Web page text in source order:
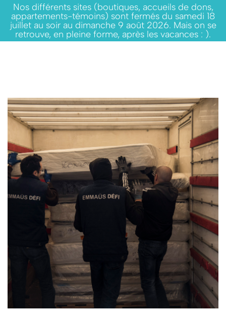
Nos différents sites (boutiques, accueils de dons,
appartements-témoins) sont fermés du samedi 18
juillet au soir au dimanche 9 août 2026. Mais on se
retrouve, en pleine forme, après les vacances : ).